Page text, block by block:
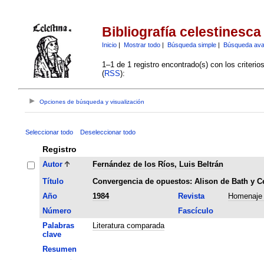
Bibliografía celestinesca
Inicio| Mostrar todo| Búsqueda simple| Búsqueda
1–1 de 1 registro encontrado(s) con los
(RSS):
Opciones de búsqueda y visualización
Seleccionar todo Deseleccionar todo
Registro
Autor
Fernández de los Ríos, Luis Beltrán
Título
Convergencia de opuestos: Alison de Bath y
Año
1984 Revista
Número
Fascículo
Palabras
clave
Literatura comparada
Resumen